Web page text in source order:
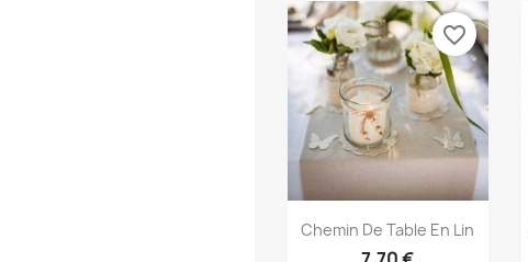
Aperçu rapide
Chemin De Table En Lin
favorite_border